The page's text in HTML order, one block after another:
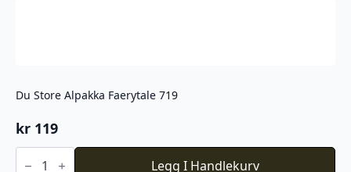
Du Store Alpakka Faerytale 719
kr 119
Du
Store Legg I Handlekurv